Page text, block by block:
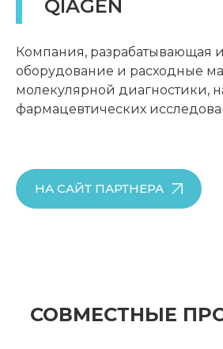
QIAGEN
Компания, разрабатывающая
оборудование и расходные
молекулярной диагностики,
фармацевтических
НА САЙТ ПАРТНЕРА
СОВМЕСТНЫЕ